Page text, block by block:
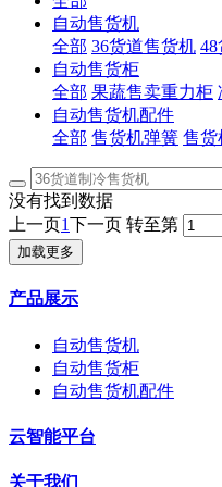
自动售货机
全部 36货道售货机
自动售货柜
全部 果蔬售卖重力柜
自动售货机配件
全部 售货机弹簧 售货
没有找到数据
上一页1下一页 转至第
加载更多
产品展示
自动售货机
自动售货柜
自动售货机配件
云智能平台
关于我们